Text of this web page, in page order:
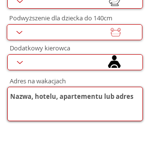
Podwyższenie dla dziecka do 140cm
Dodatkowy kierowca
Adres na wakacjach